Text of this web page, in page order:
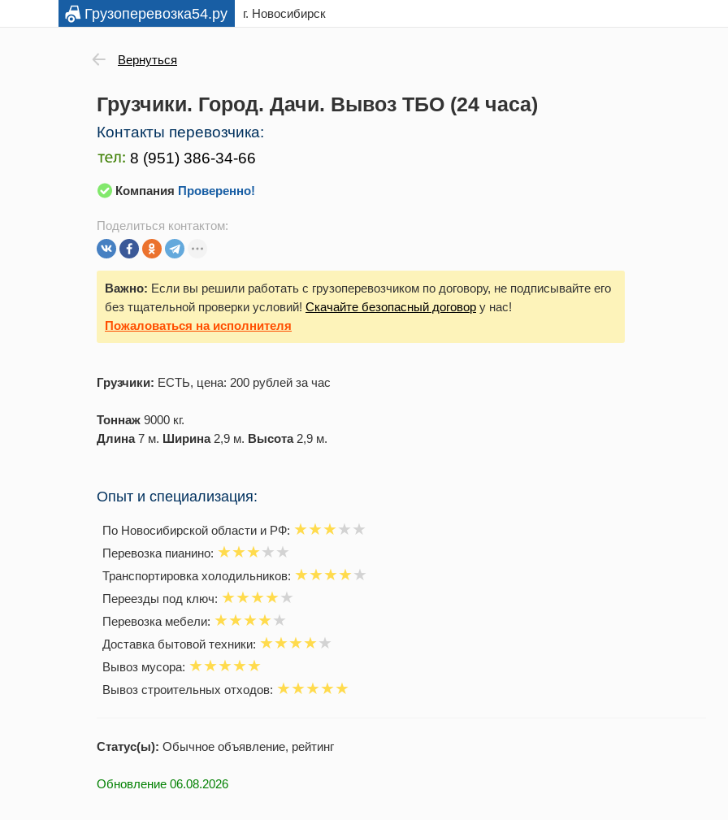
Грузоперевозка54.ру г. Новосибирск
Вернуться
Грузчики. Город. Дачи. Вывоз ТБО (24 часа)
Контакты перевозчика:
Компания Проверенно!
Поделиться контактом:
Важно: Если вы решили работать с грузоперевозчиком по договору, не подписывайте его
без тщательной проверки условий! Скачайте безопасный договор у нас!
Пожаловаться на исполнителя
Грузчики: ЕСТЬ, цена: 200 рублей за час
Тоннаж 9000 кг.
Длина7 м. Ширина2,9 м. Высота2,9 м.
Опыт и специализация:
По Новосибирской области и РФ:
Перевозка пианино:
Транспортировка холодильников:
Переезды под ключ:
Перевозка мебели:
Доставка бытовой техники:
Вывоз мусора:
Вывоз строительных отходов:
Статус(ы): Обычное объявление, рейтинг
Обновление 06.08.2026